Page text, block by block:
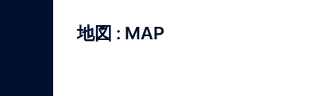
地図 : MAP